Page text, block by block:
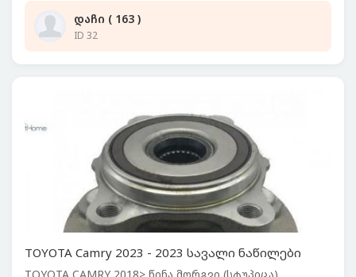
დაჩი ( 163 )
ID 32
TOYOTA Camry 2023 - 2023 სავალი ნაწილები